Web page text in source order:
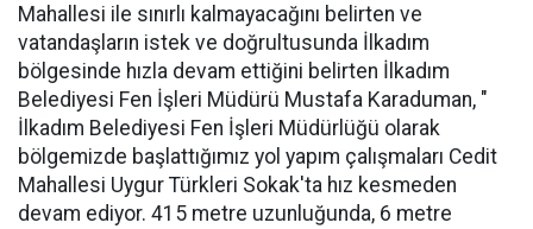
Mahallesi ile sınırlı kalmayacağını belirten ve
vatandaşların istek ve doğrultusunda İlkadım
bölgesinde hızla devam ettiğini belirten İlkadım
Belediyesi Fen İşleri Müdürü Mustafa Karaduman, "
İlkadım Belediyesi Fen İşleri Müdürlüğü olarak
bölgemizde başlattığımız yol yapım çalışmaları Cedit
Mahallesi Uygur Türkleri Sokak'ta hız kesmeden
devam ediyor. 415 metre uzunluğunda, 6 metre